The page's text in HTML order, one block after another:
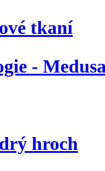
tkaní
-
hroch